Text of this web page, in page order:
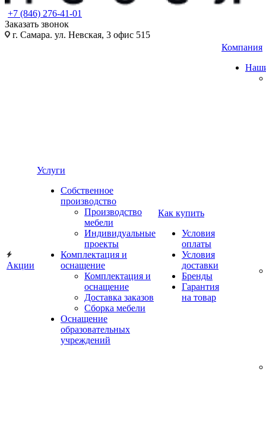
+7 (846) 276-41-01
Заказать звонок
г. Самара. ул. Невская, 3 офис 515
Акции
Услуги
Собственное
производство
Производство
мебели
Индивидуальные
проекты
Комплектация и
оснащение
Комплектация и
оснащение
Доставка заказов
Сборка мебели
Оснащение
образовательных
учреждений
Как купить
Условия
оплаты
Условия
доставки
Бренды
Гарантия
на товар
Компания